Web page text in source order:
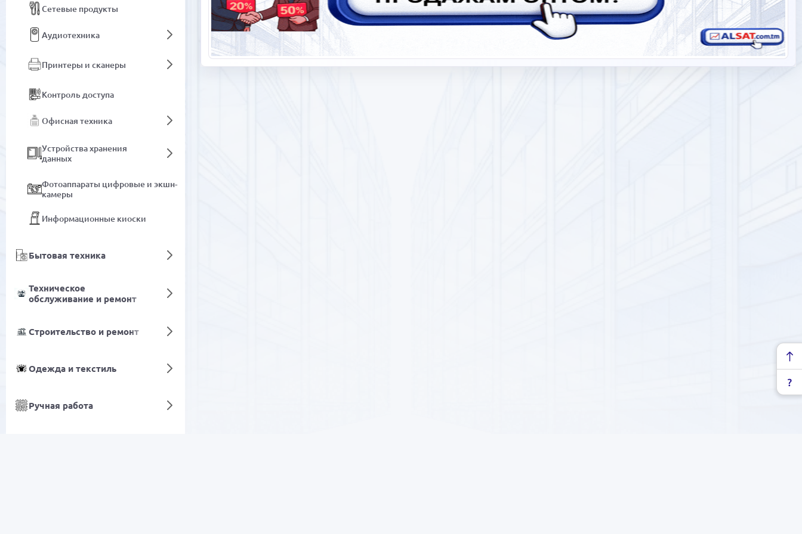
Сетевые продукты
Аудиотехника
Принтеры и сканеры
Контроль доступа
Офисная техника
Устройства хранения
данных
Фотоаппараты цифровые и экшн-
камеры
Информационные киоски
Бытовая техника
Техническое
обслуживание и ремонт
Строительство и ремонт
Одежда и текстиль
Ручная работа